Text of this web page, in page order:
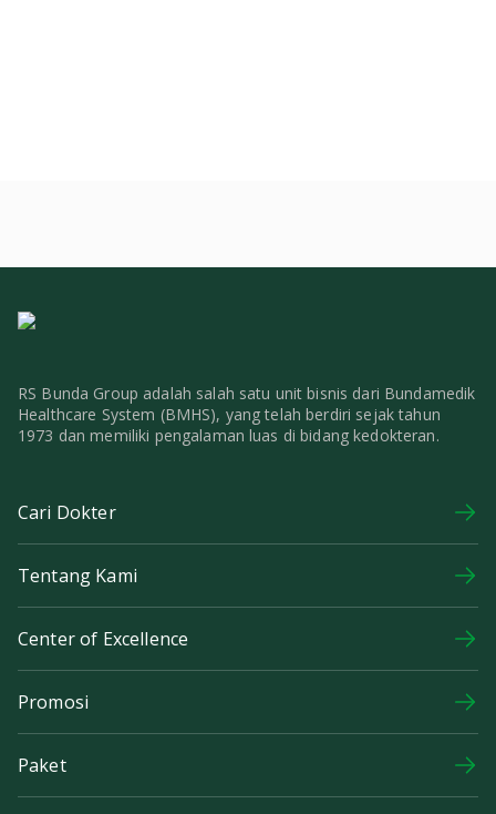
RS Bunda Group adalah salah satu unit bisnis dari Bundamedik
Healthcare System (BMHS), yang telah berdiri sejak tahun
1973 dan memiliki pengalaman luas di bidang kedokteran.
Cari Dokter
Tentang Kami
Center of Excellence
Promosi
Paket